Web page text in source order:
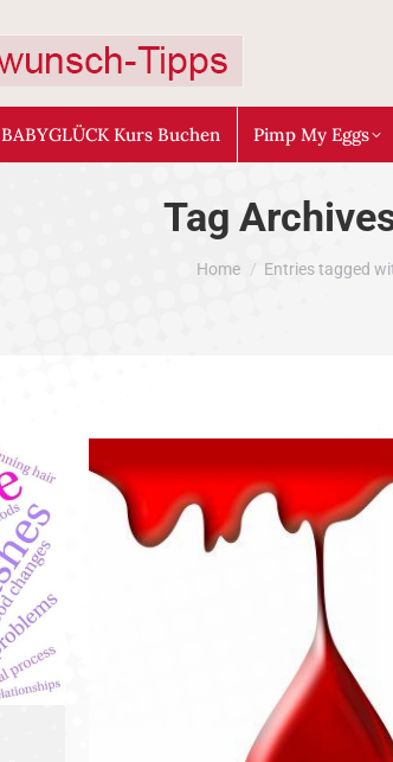
BABYGLÜCK Kurs Buchen Pimp My Eggs
Tag
You are here:
Home Entries tagged